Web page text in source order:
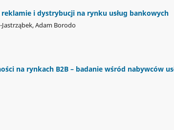
i dystrybucji na rynku usług bankowych
Adam Borodo
na rynkach B2B – badanie wśród nabywców